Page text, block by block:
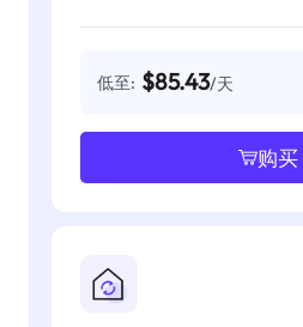
低至: $85.43/天
购买